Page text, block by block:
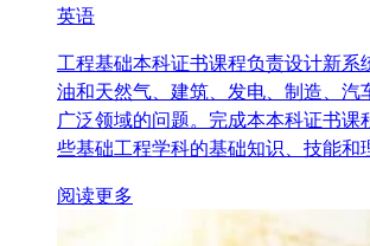
英语
工程基础本科证书课程负责设计新系
油和天然气、建筑、发电、制造、汽
广泛领域的问题。完成本本科证书课
些基础工程学科的基础知识、技能和
阅读更多